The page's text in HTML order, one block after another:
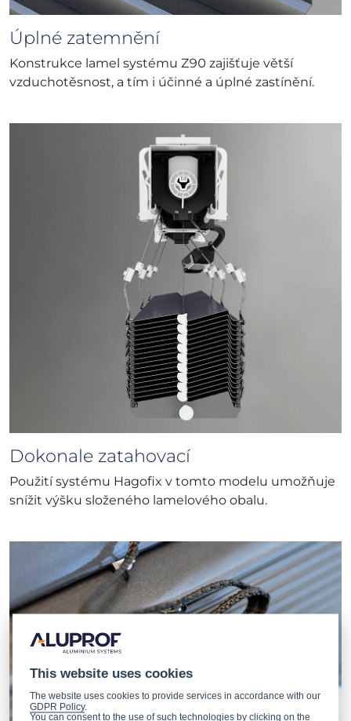
Úplné zatemnění
Konstrukce lamel systému Z90 zajišťuje větší
vzduchotěsnost, a tím i účinné a úplné zastínění.
Dokonale zatahovací
Použití systému Hagofix v tomto modelu umožňuje
snížit výšku složeného lamelového obalu.
This website uses cookies
The website uses cookies to provide services in accordance with our
GDPR Policy.
You can consent to the use of such technologies by clicking on the